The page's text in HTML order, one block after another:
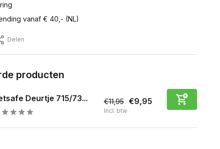
vanaf € 40,- (NL)
Delen
producten
Deurtje 715/73... €11,95 €9,95
Incl. btw